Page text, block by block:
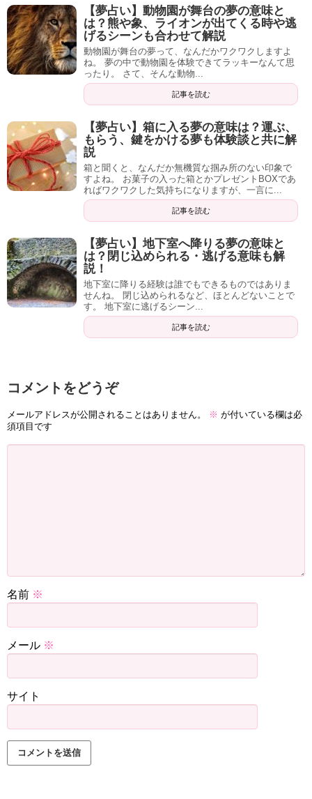
【夢占い】動物園が舞台の夢の意味と
は？熊や象、ライオンが出てくる時や逃
げるシーンも合わせて解説
動物園が舞台の夢って、なんだかワクワクしますよ
ね。 夢の中で動物園を体験できてラッキーなんて思
ったり。 さて、そんな動物...
記事を読む
【夢占い】箱に入る夢の意味は？運ぶ、
もらう、鍵をかける夢も体験談と共に解
説
箱と聞くと、なんだか無機質な掴み所のない印象で
すよね。 お菓子の入った箱とかプレゼントBOXであ
ればワクワクした気持ちになりますが、一言に...
記事を読む
【夢占い】地下室へ降りる夢の意味と
は？閉じ込められる・逃げる意味も解
説！
地下室に降りる経験は誰でもできるものではありま
せんね。 閉じ込められるなど、ほとんどないことで
す。 地下室に逃げるシーン...
記事を読む
コメントをどうぞ
メールアドレスが公開されることはありません。 ※ が付いている欄は必
須項目です
名前 ※
メール ※
サイト